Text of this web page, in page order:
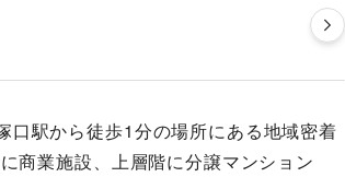
口駅から徒歩1分の場所にある地域密着
商業施設、上層階に分譲マンション